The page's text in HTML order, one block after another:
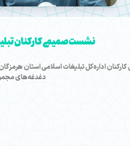
نشست صمیمی کارکنان
اداره‌کل تبلیغات اسلامی استان
دغدغه‌های